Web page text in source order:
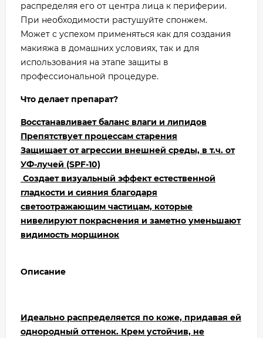
распределяя его от центра лица к периферии.
При необходимости растушуйте спонжем.
Может с успехом применяться как для создания
макияжа в домашних условиях, так и для
использования на этапе защиты в
профессиональной процедуре.
Что делает препарат?
Восстанавливает баланс влаги и липидов
Препятствует процессам старения
Защищает от агрессии внешней среды, в т.ч. от
УФ-лучей (SPF-10)
Создает визуальный эффект естественной
гладкости и сияния благодаря
светоотражающим частицам, которые
нивелируют покраснения и заметно уменьшают
видимость морщинок
Описание
Идеально распределяется по коже, придавая ей
однородный оттенок. Крем устойчив, не